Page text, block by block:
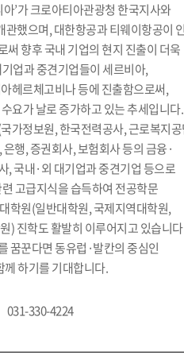
아’가 크로아티아관광청 한국지사와
했으며, 대한항공과 티웨이항공이
써 향후 국내 기업의 현지 진출이 더욱
업과 중견기업들이 세르비아,
헤르체고비나 등에 진출함으로써,
요가 날로 증가하고 있는 추세입니다.
가정보원, 한국전력공사, 근로복지
행, 증권회사, 보험회사 등의 금융·
, 국내·외 대기업과 중견기업 등으로
고급지식을 습득하여 전공학문
학원(일반대학원, 국제지역대학원,
) 진학도 활발히 이루어지고 있습니
꿈꾼다면 동유럽·발칸의 중심인
께 하기를 기대합니다.
031-330-4224